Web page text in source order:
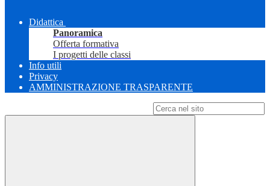
Didattica
Panoramica
Offerta formativa
I progetti delle classi
Info utili
Privacy
AMMINISTRAZIONE TRASPARENTE